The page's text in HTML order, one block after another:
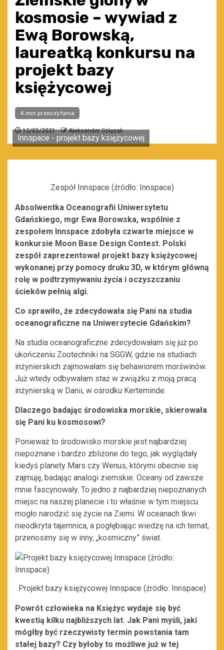
kosmosie – wywiad z
Ewą Borowską,
laureatką konkursu na
projekt bazy
księżycowej
4 min przeczytania
12/05/2021 Aleksander Szlęzak
Innspace - projekt bazy księżycowej
Zespół Innspace (źródło: Innspace)
Absolwentka Oceanografii Uniwersytetu
Gdańskiego, mgr Ewa Borowska, wspólnie z
zespołem Innspace zdobyła czwarte miejsce w
konkursie Moon Base Design Contest. Polski
zespół zaprezentował projekt bazy księżycowej
wykonanej przy pomocy druku 3D, w którym główną
rolę w podtrzymywaniu życia i oczyszczaniu
ścieków pełnią algi.
Co sprawiło, że zdecydowała się Pani na studia
oceanograficzne na Uniwersytecie Gdańskim?
Na studia oceanograficzne zdecydowałam się już po
ukończeniu Zootechniki na SGGW, gdzie na studiach
inżynierskich zajmowałam się behawiorem morświnów.
Już wtedy odbywałam staż w związku z moją pracą
inżynierską w Danii, w ośrodku Kerteminde.
Dlaczego badając środowiska morskie, skierowała
się Pani ku kosmosowi?
Ponieważ to środowisko morskie jest najbardziej
niepoznane i bardzo zbliżone do tego, jak wyglądały
kiedyś planety Mars czy Wenus, którymi obecnie się
zajmuję, badając analogi ziemskie. Oceany od zawsze
mnie fascynowały. To jedno z najbardziej niepoznanych
miejsc na naszej planecie i to właśnie w tym miejscu
mogło narodzić się życie na Ziemi. W oceanach tkwi
nieodkryta tajemnica, a pogłębiając wiedzę na ich temat,
przenosimy się w inny, „kosmiczny” świat.
Projekt bazy księżycowej Innspace (źródło: Innspace)
Powrót człowieka na Księżyc wydaje się być
kwestią kilku najbliższych lat. Jak Pani myśli, jaki
mógłby być rzeczywisty termin powstania tam
stałej bazy? Czy byłoby to możliwe już w tej